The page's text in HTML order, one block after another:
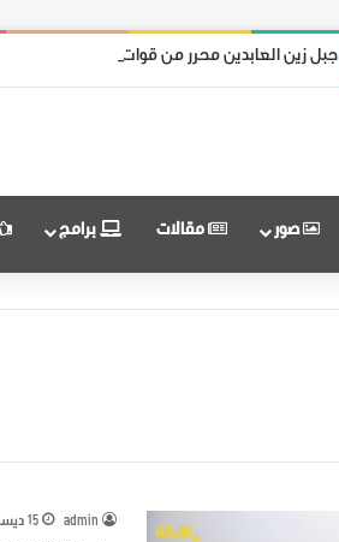
جبل زين العابدين محرر من قوات النظام وميليشياته
صور مقالات برامج
admin 15 ديسمبر، 2019